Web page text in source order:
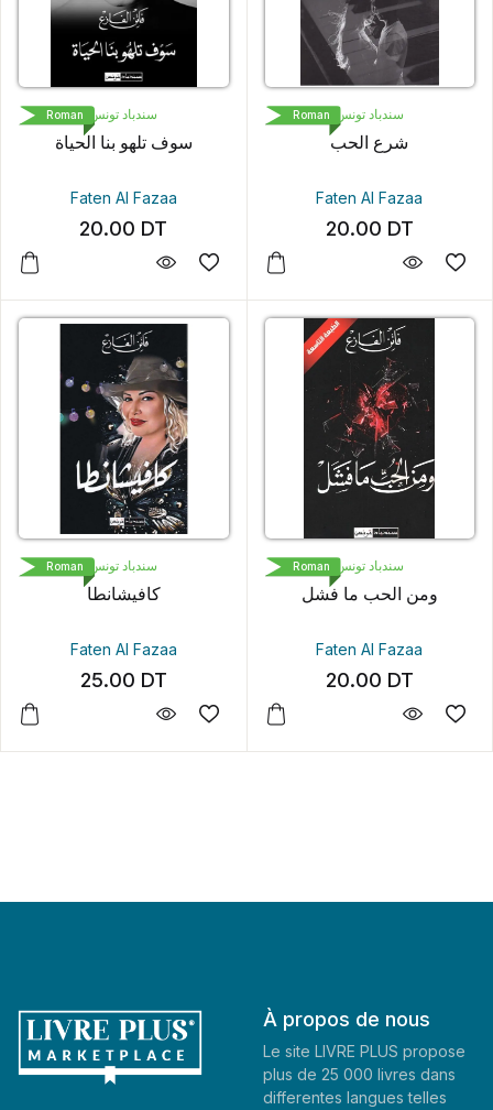
سندباد تونس
سوف تلهو بنا الحياة
Faten Al Fazaa
20.00 DT
Roman سندباد تونس
شرع الحب
Faten Al Fazaa
20.00 DT
Roman
سندباد تونس
كافيشانطا
Faten Al Fazaa
25.00 DT
Roman سندباد تونس
ومن الحب ما فشل
Faten Al Fazaa
20.00 DT
Roman
À propos de nous
Le site LIVRE PLUS propose
plus de 25 000 livres dans
differentes langues telles